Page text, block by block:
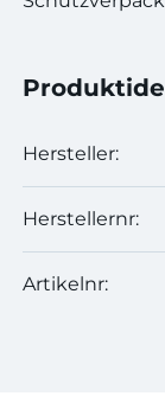
Hersteller:
Herstellernr:
Artikelnr: